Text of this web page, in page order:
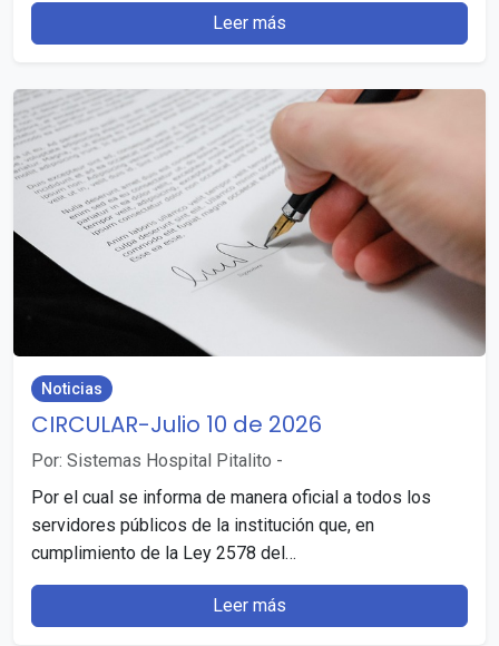
Leer más
Noticias
CIRCULAR-Julio 10 de 2026
Por: Sistemas Hospital Pitalito -
Por el cual se informa de manera oficial a todos los
servidores públicos de la institución que, en
cumplimiento de la Ley 2578 del…
Leer más